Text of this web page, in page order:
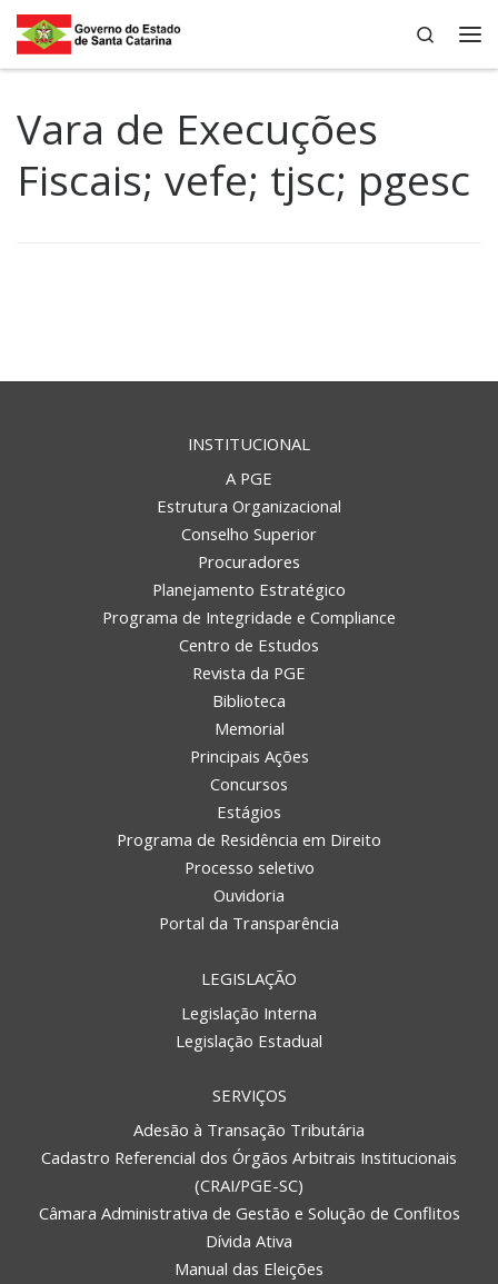
Skip to content
Search
Vara de Execuções
Fiscais; vefe; tjsc; pgesc
INSTITUCIONAL
A PGE
Estrutura Organizacional
Conselho Superior
Procuradores
Planejamento Estratégico
Programa de Integridade e Compliance
Centro de Estudos
Revista da PGE
Biblioteca
Memorial
Principais Ações
Concursos
Estágios
Programa de Residência em Direito
Processo seletivo
Ouvidoria
Portal da Transparência
LEGISLAÇÃO
Legislação Interna
Legislação Estadual
SERVIÇOS
Adesão à Transação Tributária
Cadastro Referencial dos Órgãos Arbitrais Institucionais
(CRAI/PGE-SC)
Câmara Administrativa de Gestão e Solução de Conflitos
Dívida Ativa
Manual das Eleições